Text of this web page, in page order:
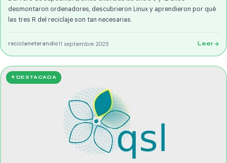
desmontaron ordenadores, descubrieron Linux y aprendieron por qué
las tres R del reciclaje son tan necesarias.
reciclaneterandio11 septiembre 2025 Leer
⭐ DESTACADA